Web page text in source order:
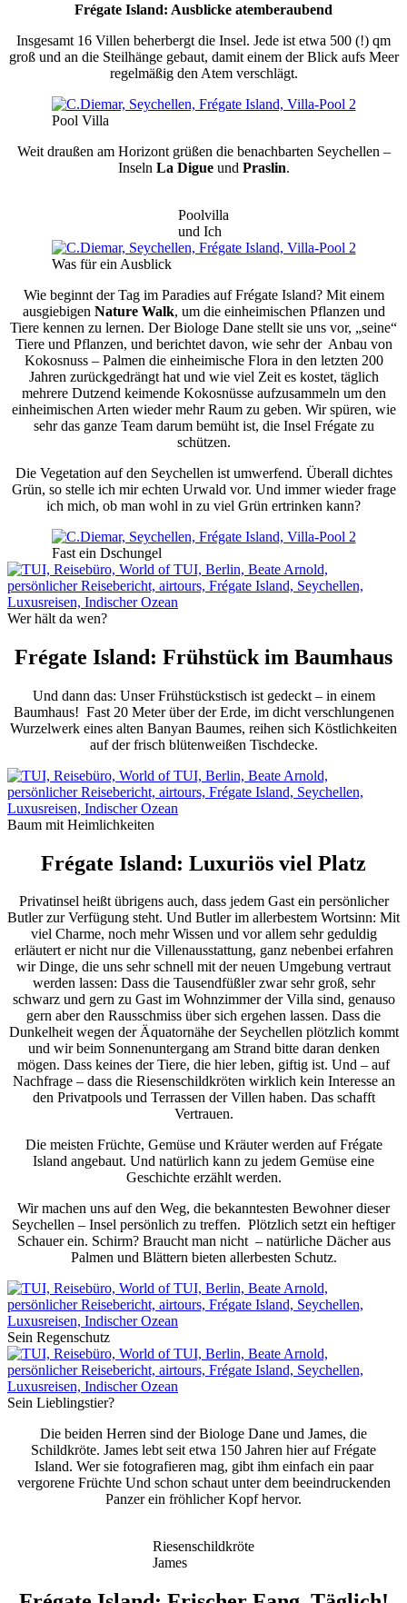
Frégate Island: Ausblicke atemberaubend
Insgesamt 16 Villen beherbergt die Insel. Jede ist etwa 500 (!) qm
groß und an die Steilhänge gebaut, damit einem der Blick aufs Meer
regelmäßig den Atem verschlägt.
Pool Villa
Weit draußen am Horizont grüßen die benachbarten Seychellen –
Inseln La Digueund Praslin.
Poolvilla
und Ich
Was für ein Ausblick
Wie beginnt der Tag im Paradies auf Frégate Island? Mit einem
ausgiebigen Nature Walk, um die einheimischen Pflanzen und
Tiere kennen zu lernen. Der Biologe Dane stellt sie uns vor, „seine“
Tiere und Pflanzen, und berichtet davon, wie sehr der Anbau von
Kokosnuss – Palmen die einheimische Flora in den letzten 200
Jahren zurückgedrängt hat und wie viel Zeit es kostet, täglich
mehrere Dutzend keimende Kokosnüsse aufzusammeln um den
einheimischen Arten wieder mehr Raum zu geben. Wir spüren, wie
sehr das ganze Team darum bemüht ist, die Insel Frégate zu
schützen.
Die Vegetation auf den Seychellen ist umwerfend. Überall dichtes
Grün, so stelle ich mir echten Urwald vor. Und immer wieder frage
ich mich, ob man wohl in zu viel Grün ertrinken kann?
Fast ein Dschungel
Wer hält da wen?
Frégate Island: Frühstück im Baumhaus
Und dann das: Unser Frühstückstisch ist gedeckt – in einem
Baumhaus! Fast 20 Meter über der Erde, im dicht verschlungenen
Wurzelwerk eines alten Banyan Baumes, reihen sich Köstlichkeiten
auf der frisch blütenweißen Tischdecke.
Baum mit Heimlichkeiten
Frégate Island: Luxuriös viel Platz
Privatinsel heißt übrigens auch, dass jedem Gast ein persönlicher
Butler zur Verfügung steht. Und Butler im allerbestem Wortsinn: Mit
viel Charme, noch mehr Wissen und vor allem sehr geduldig
erläutert er nicht nur die Villenausstattung, ganz nebenbei erfahren
wir Dinge, die uns sehr schnell mit der neuen Umgebung vertraut
werden lassen: Dass die Tausendfüßler zwar sehr groß, sehr
schwarz und gern zu Gast im Wohnzimmer der Villa sind, genauso
gern aber den Rausschmiss über sich ergehen lassen. Dass die
Dunkelheit wegen der Äquatornähe der Seychellen plötzlich kommt
und wir beim Sonnenuntergang am Strand bitte daran denken
mögen. Dass keines der Tiere, die hier leben, giftig ist. Und – auf
Nachfrage – dass die Riesenschildkröten wirklich kein Interesse an
den Privatpools und Terrassen der Villen haben. Das schafft
Vertrauen.
Die meisten Früchte, Gemüse und Kräuter werden auf Frégate
Island angebaut. Und natürlich kann zu jedem Gemüse eine
Geschichte erzählt werden.
Wir machen uns auf den Weg, die bekanntesten Bewohner dieser
Seychellen – Insel persönlich zu treffen. Plötzlich setzt ein heftiger
Schauer ein. Schirm? Braucht man nicht – natürliche Dächer aus
Palmen und Blättern bieten allerbesten Schutz.
Sein Regenschutz
Sein Lieblingstier?
Die beiden Herren sind der Biologe Dane und James, die
Schildkröte. James lebt seit etwa 150 Jahren hier auf Frégate
Island. Wer sie fotografieren mag, gibt ihm einfach ein paar
vergorene Früchte Und schon schaut unter dem beeindruckenden
Panzer ein fröhlicher Kopf hervor.
Riesenschildkröte
James